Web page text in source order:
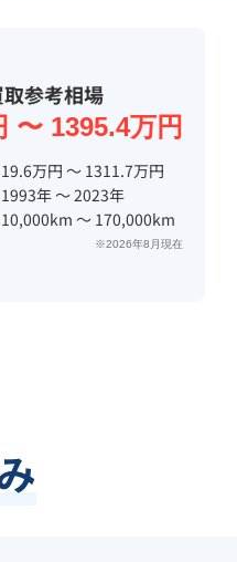
取参考相場
〜 1395.4万円
19.6万円 〜 1311.7万円
1993年 〜 2023年
10,000km 〜 170,000km
※2026年8月現在